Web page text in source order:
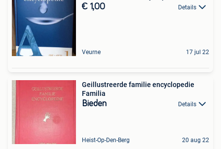
€ 1,00 Details
Veurne 17 jul 22
Geillustreerde familie encyclopedie
Familia
Bieden Details
Heist-Op-Den-Berg 20 aug 22